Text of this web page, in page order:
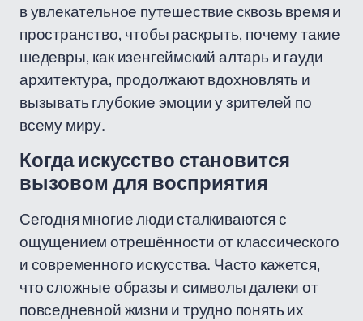
в увлекательное путешествие сквозь время и
пространство, чтобы раскрыть, почему такие
шедевры, как изенгеймский алтарь и гауди
архитектура, продолжают вдохновлять и
вызывать глубокие эмоции у зрителей по
всему миру.
Когда искусство становится
вызовом для восприятия
Сегодня многие люди сталкиваются с
ощущением отрешённости от классического
и современного искусства. Часто кажется,
что сложные образы и символы далеки от
повседневной жизни и трудно понять их